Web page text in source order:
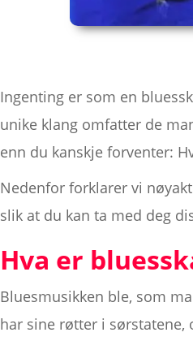
Ingenting er som en
unike klang omfatter de
enn du kanskje forventer:
Nedenfor forklarer vi
slik at du kan ta med deg
Hva er
Bluesmusikken ble, som
har sine røtter i